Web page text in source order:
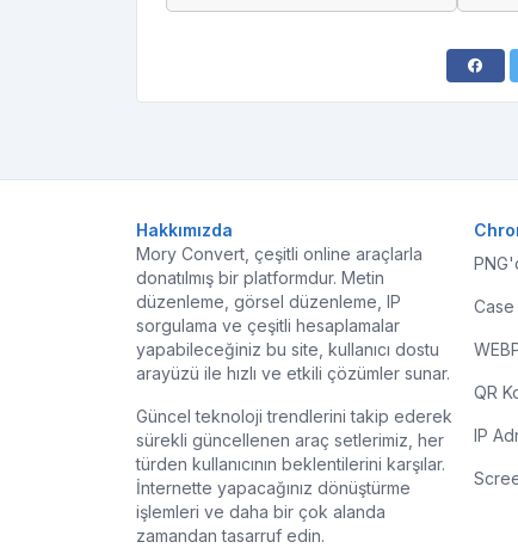
Hakkımızda
Mory Convert, çeşitli online araçlarla
donatılmış bir platformdur. Metin
düzenleme, görsel düzenleme, IP
sorgulama ve çeşitli hesaplamalar
yapabileceğiniz bu site, kullanıcı dostu
arayüzü ile hızlı ve etkili çözümler sunar.
Güncel teknoloji trendlerini takip ederek
sürekli güncellenen araç setlerimiz, her
türden kullanıcının beklentilerini karşılar.
İnternette yapacağınız dönüştürme
işlemleri ve daha bir çok alanda
zamandan tasarruf edin.
QR
IP